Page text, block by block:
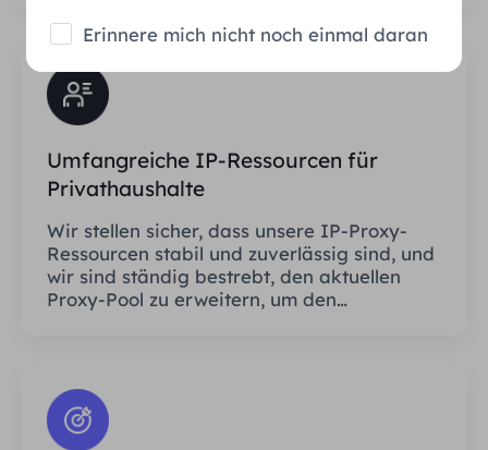
Umfangreiche IP-Ressourcen für
Privathaushalte
Wir stellen sicher, dass unsere IP-Proxy-
Ressourcen stabil und zuverlässig sind, und
wir sind ständig bestrebt, den aktuellen
Proxy-Pool zu erweitern, um den
Erinnere mich nicht noch einmal daran